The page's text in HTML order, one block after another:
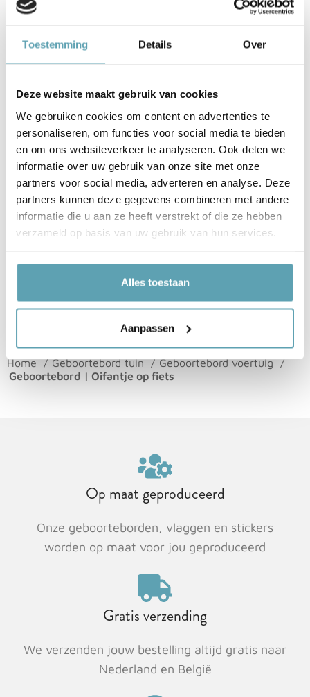
Toestemming Details Over
Deze website maakt gebruik van cookies
We gebruiken cookies om content en advertenties te
personaliseren, om functies voor social media te bieden
en om ons websiteverkeer te analyseren. Ook delen we
informatie over uw gebruik van onze site met onze
partners voor social media, adverteren en analyse. Deze
partners kunnen deze gegevens combineren met andere
informatie die u aan ze heeft verstrekt of die ze hebben
verzameld op basis van uw gebruik van hun services.
Alles toestaan
Aanpassen
op fiets’ gratis voor je. Maar is het natuurlijk
naam te bestellen.
Kies uit verschillende kleuren en formaten
formaten: 60cm hoog, 80cm hoog of 100cm
hoog. Door de verschillende maten kun je zelf
de grootte van het geboortebord afstemmen
op jouw tuin. Naast de 3 verschillende
formaten kun je bij geboortebord ‘Oifantje op
fiets’ ook kiezen uit 3 verschillende
kleurcombinaties:
Geel
Home Geboortebord tuin
Geboortebord voertuig
Geboortebord | Oifantje op fiets
Op maat geproduceerd
Onze geboorteborden, vlaggen en stickers
worden op maat voor jou geproduceerd
Gratis verzending
We verzenden jouw bestelling altijd gratis naar
Nederland en België